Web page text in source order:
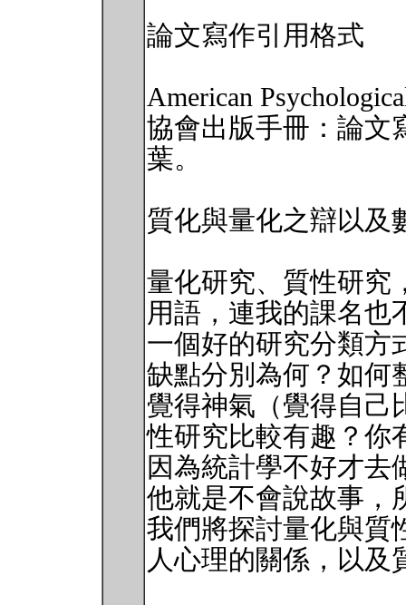
論文寫作引用格式
American
協會出版手冊：論文
葉。
質化與量化之辯以及
量化研究、質性研究
用語，連我的課名也
一個好的研究分類方
缺點分別為何？如何
覺得神氣（覺得自己
性研究比較有趣？你
因為統計學不好才去
他就是不會說故事，
我們將探討量化與質
人心理的關係，以及